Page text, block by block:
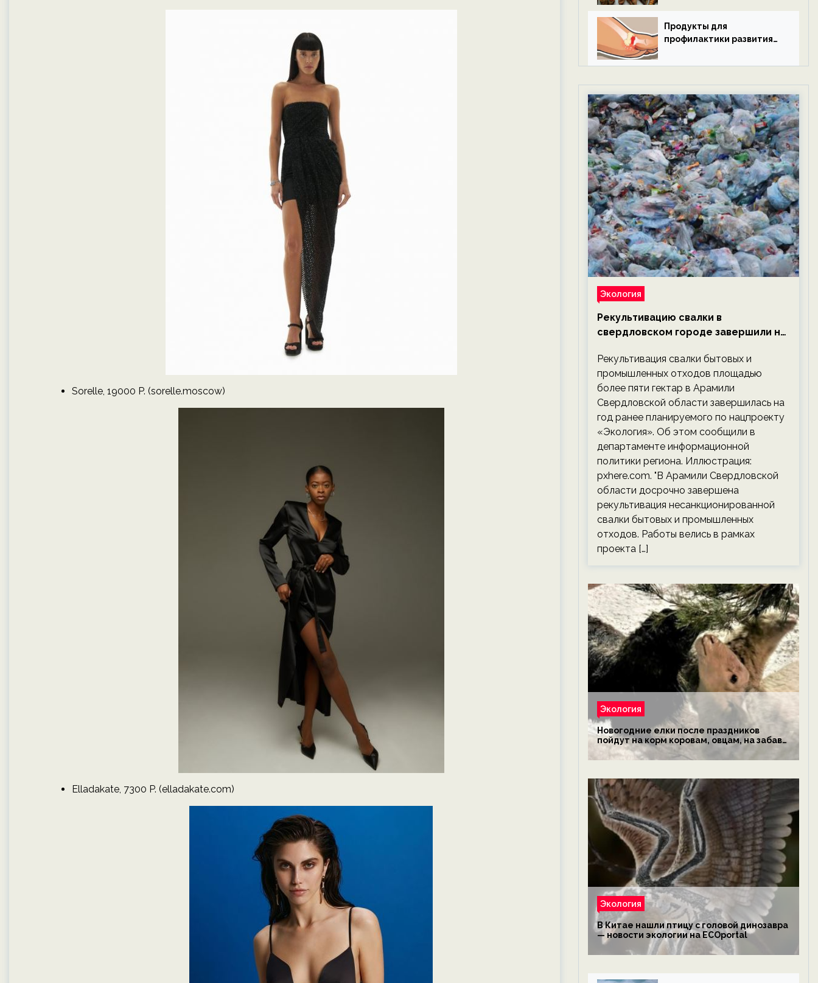
Sorelle, 19000 P. (sorelle.moscow)
Elladakate, 7300 P. (elladakate.com)
Продукты для
профилактики развития
Экология
Рекультивацию свалки в
свердловском городе завершили на
новости экологии на ECOportal
Рекультивация свалки бытовых и
промышленных отходов площадью
более пяти гектар в Арамили
Свердловской области завершилась на
год ранее планируемого по нацпроекту
«Экология». Об этом сообщили в
департаменте информационной
политики региона. Иллюстрация:
pxhere.com. "В Арамили Свердловской
области досрочно завершена
рекультивация несанкционированной
свалки бытовых и промышленных
отходов. Работы велись в рамках
проекта […]
Экология
Новогодние елки после праздников
пойдут на корм коровам, овцам, на забаву
обезьянам, львам и леопардам — новости
экологии на ECOportal
Экология
В Китае нашли птицу с головой динозавра
— новости экологии на ECOportal